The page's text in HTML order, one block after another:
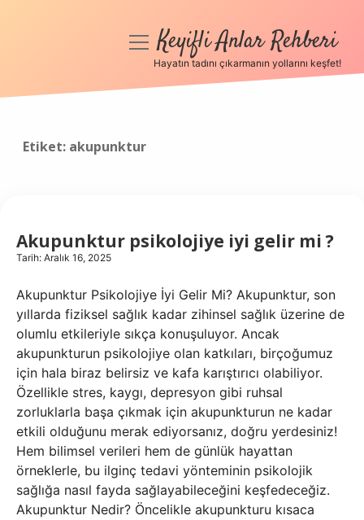
Anasayfa
menüyüKeyifli Anlar Rehberi
Hayatın tadını çıkarmanın yollarını keşfet!
Etiket: akupunktur
Akupunktur psikolojiye iyi gelir mi ?
Tarih: Aralık 16, 2025
Akupunktur Psikolojiye İyi Gelir Mi? Akupunktur, son
yıllarda fiziksel sağlık kadar zihinsel sağlık üzerine de
olumlu etkileriyle sıkça konuşuluyor. Ancak
akupunkturun psikolojiye olan katkıları, birçoğumuz
için hala biraz belirsiz ve kafa karıştırıcı olabiliyor.
Özellikle stres, kaygı, depresyon gibi ruhsal
zorluklarla başa çıkmak için akupunkturun ne kadar
etkili olduğunu merak ediyorsanız, doğru yerdesiniz!
Hem bilimsel verileri hem de günlük hayattan
örneklerle, bu ilginç tedavi yönteminin psikolojik
sağlığa nasıl fayda sağlayabileceğini keşfedeceğiz.
Akupunktur Nedir? Öncelikle akupunkturu kısaca